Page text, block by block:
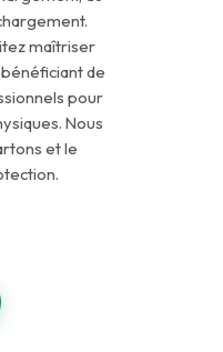
maîtriser
de
pour
Nous
et le